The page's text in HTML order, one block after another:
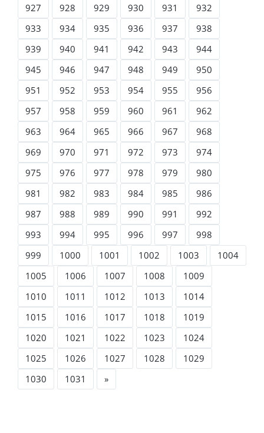
927
928 929 930 931
932
933
934 935 936 937
938
939
940 941 942 943
944
945
946 947 948 949
950
951
952 953 954 955
956
957
958 959 960 961
962
963
964 965 966 967
968
969
970 971 972 973
974
975
976 977 978 979
980
981
982 983 984 985
986
987
988 989 990 991
992
993
994 995 996 997
998
999
1000 1001 1002 1003
1004
1005
1006 1007 1008
1009
1010
1011 1012 1013
1014
1015
1016 1017 1018
1019
1020
1021 1022 1023
1024
1025
1026 1027 1028
1029
1030
1031 »